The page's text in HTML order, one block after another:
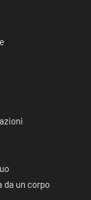
da un corpo